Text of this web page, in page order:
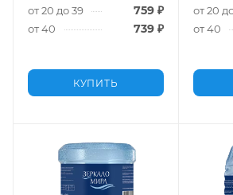
от 20 до 39 759₽
от 40 739₽
КУПИТЬ
от 20
от 40